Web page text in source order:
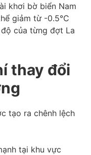
khơi bờ biển Nam
giảm từ -0.5°C
của từng đợt La
thay đổi
tạo ra chênh lệch
tại khu vực